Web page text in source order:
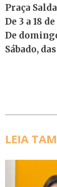
Praça
De 3 a 18
De
Sábado,
LEIA